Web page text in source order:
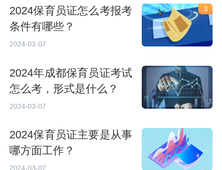
2024保育员证怎么考报考
条件有哪些？
2024-03-07
3
2024年成都保育员证考试
怎么考，形式是什么？
2024-03-07
2024保育员证主要是从事
哪方面工作？
2024-03-07